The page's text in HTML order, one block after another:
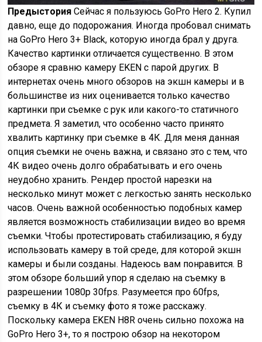
Предыстория Сейчас я пользуюсь GoPro Hero 2. Купил
давно, еще до подорожания. Иногда пробовал снимать
на GoPro Hero 3+ Black, которую иногда брал у друга.
Качество картинки отличается существенно. В этом
обзоре я сравню камеру EKEN с парой других. В
интернетах очень много обзоров на экшн камеры и в
большинстве из них оценивается только качество
картинки при съемке с рук или какого-то статичного
предмета. Я заметил, что особенно часто принято
хвалить картинку при съемке в 4К. Для меня данная
опция съемки не очень важна, и связано это с тем, что
4К видео очень долго обрабатывать и его очень
неудобно хранить. Рендер простой нарезки на
несколько минут может с легкостью занять несколько
часов. Очень важной особенностью подобных камер
является возможность стабилизации видео во время
съемки. Чтобы протестировать стабилизацию, я буду
использовать камеру в той среде, для которой экшн
камеры и были созданы. Надеюсь вам понравится. В
этом обзоре больший упор я сделаю на съемку в
разрешении 1080р 30fps. Разумеется про 60fps,
съемку в 4К и съемку фото я тоже расскажу.
Поскольку камера EKEN H8R очень сильно похожа на
GoPro Hero 3+, то я построю обзор на некотором